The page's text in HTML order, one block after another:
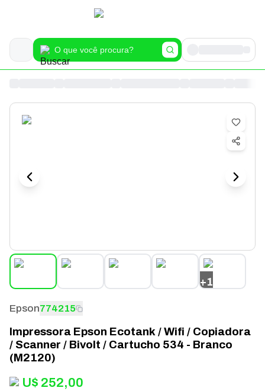
+1
Epson774215
Impressora Epson Ecotank / Wifi / Copiadora
/ Scanner / Bivolt / Cartucho 534 - Branco
(M2120)
U$ 252,00